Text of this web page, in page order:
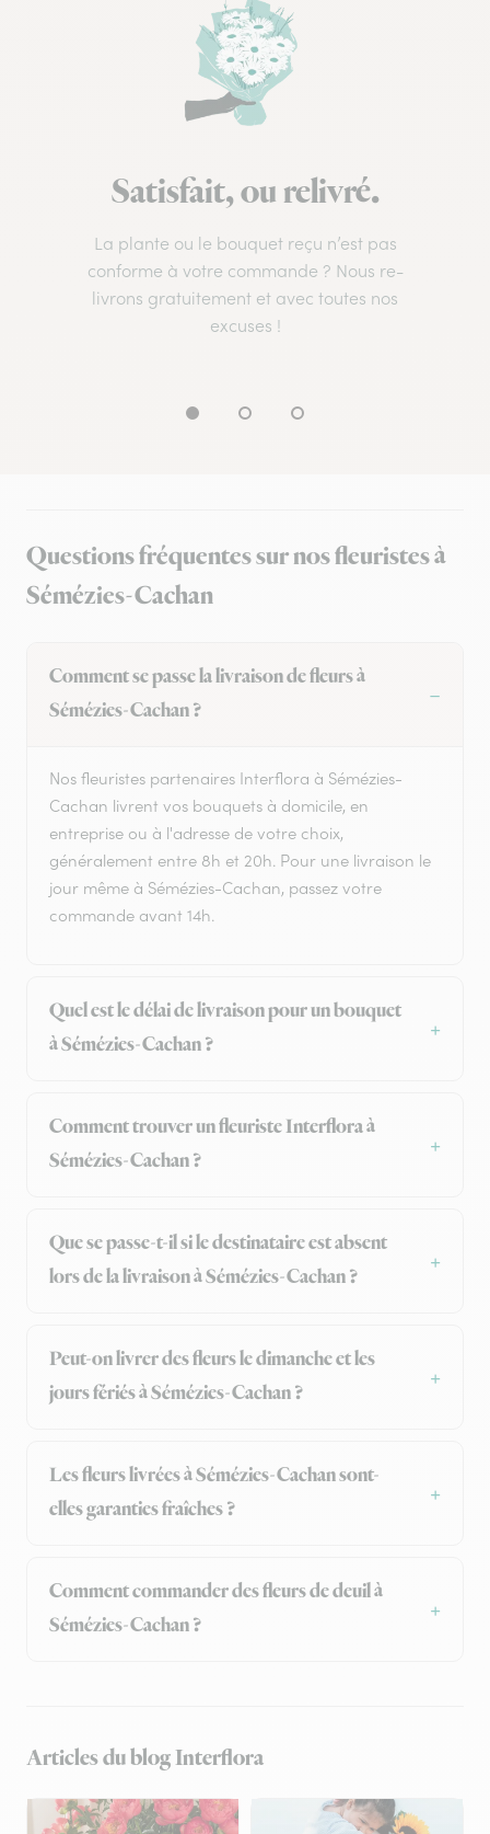
Satisfait, ou relivré.
La plante ou le bouquet reçu n’est pas
conforme à votre commande ? Nous re-
livrons gratuitement et avec toutes nos
excuses !
Questions fréquentes sur nos fleuristes à
Sémézies-Cachan
Comment se passe la livraison de fleurs à
Sémézies-Cachan ?
Nos fleuristes partenaires Interflora à Sémézies-
Cachan livrent vos bouquets à domicile, en
entreprise ou à l'adresse de votre choix,
généralement entre 8h et 20h. Pour une livraison le
jour même à Sémézies-Cachan, passez votre
commande avant 14h.
Quel est le délai de livraison pour un bouquet
à Sémézies-Cachan ?
Comment trouver un fleuriste Interflora à
Sémézies-Cachan ?
Que se passe-t-il si le destinataire est absent
lors de la livraison à Sémézies-Cachan ?
Peut-on livrer des fleurs le dimanche et les
jours fériés à Sémézies-Cachan ?
Les fleurs livrées à Sémézies-Cachan sont-
elles garanties fraîches ?
Comment commander des fleurs de deuil à
Sémézies-Cachan ?
Articles du blog Interflora